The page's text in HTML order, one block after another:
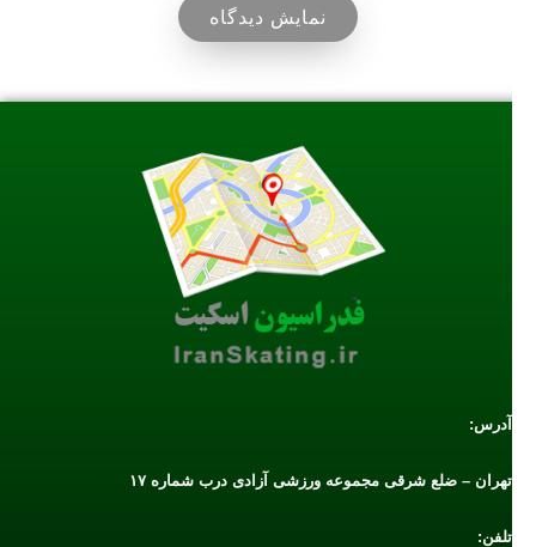
نمایش دیدگاه
آدرس:
تهران – ضلع شرقی مجموعه ورزشی آزادی درب شماره ۱۷
تلفن: